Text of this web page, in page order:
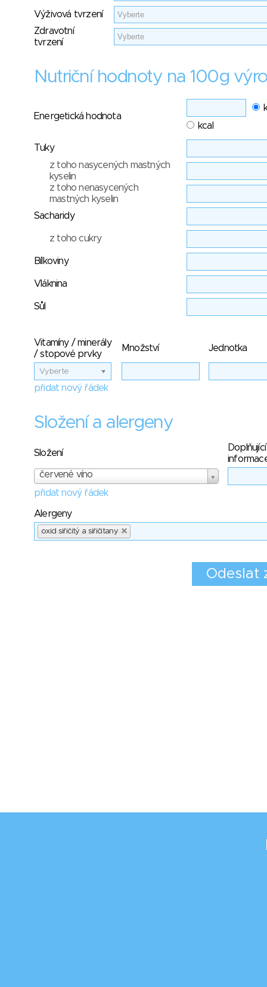
Výživová tvrzení
Zdravotní
tvrzení
Nutriční hodnoty na 100g
Energetická hodnota
kcal
Tuky
z toho nasycených mastných
kyselin
z toho nenasycených
mastných kyselin
Sacharidy
z toho cukry
Bílkoviny
Vláknina
Sůl
Vitamíny / minerály
/ stopové prvky
Množství Jednotka
Vyberte
přidat nový řádek
Složení a alergeny
Složení
Doplňující
červené víno
přidat nový řádek
Alergeny
oxid siřičitý a siřičitany